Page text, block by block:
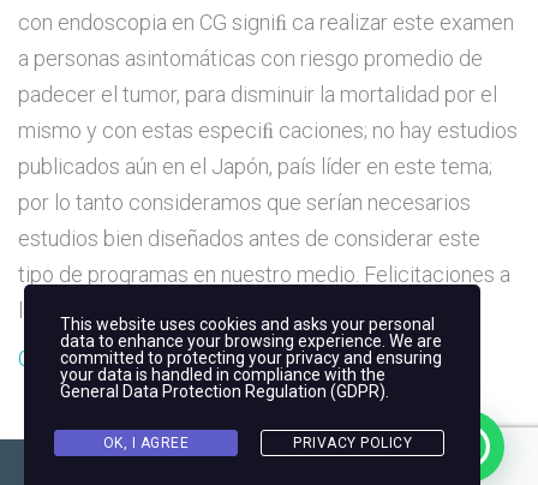
con endoscopia en CG signiﬁ ca realizar este examen
a personas asintomáticas con riesgo promedio de
padecer el tumor, para disminuir la mortalidad por el
mismo y con estas especiﬁ caciones; no hay estudios
publicados aún en el Japón, país líder en este tema;
por lo tanto consideramos que serían necesarios
estudios bien diseñados antes de considerar este
tipo de programas en nuestro medio. Felicitaciones a
Consulte la Bibliografia completa
This website uses cookies and asks your personal
data to enhance your browsing experience. We are
committed to protecting your privacy and ensuring
your data is handled in compliance with the
General Data Protection Regulation (GDPR)
OK, I AGREE PRIVACY POLICY